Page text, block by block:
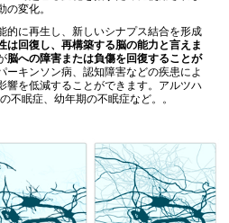
変化。
的に再生し、新しいシナプス結合を形成
は回復し、再構築する脳の能力と言えま
脳への障害または負傷を回復することが
ーキンソン病、認知障害などの疾患によ
響を低減することができます。アルツハ
不眠症、幼年期の不眠症など。。